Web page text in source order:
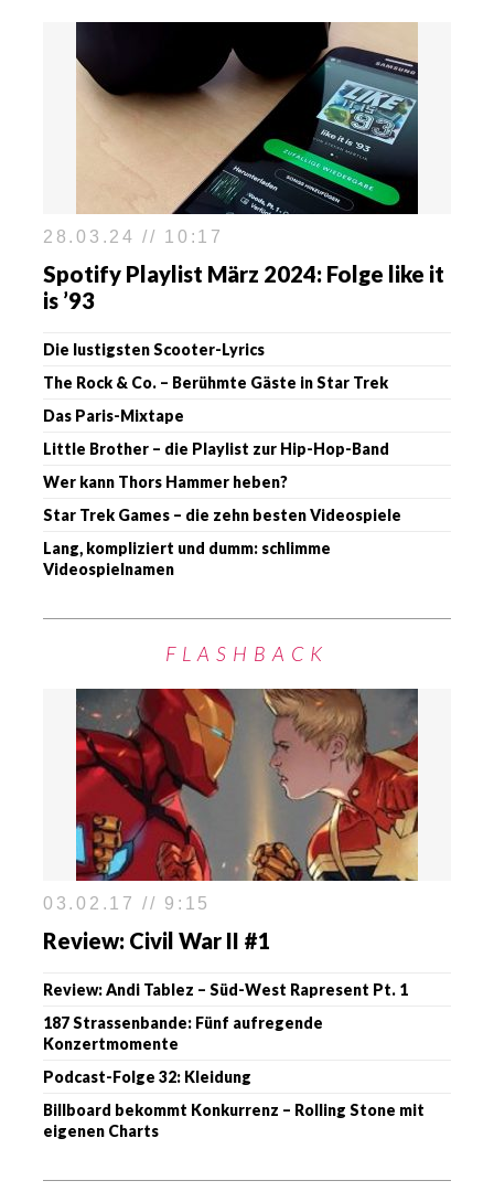
28.03.24 // 10:17
Spotify Playlist März 2024: Folge like it
is ’93
Die lustigsten Scooter-Lyrics
The Rock & Co. – Berühmte Gäste in Star Trek
Das Paris-Mixtape
Little Brother – die Playlist zur Hip-Hop-Band
Wer kann Thors Hammer heben?
Star Trek Games – die zehn besten Videospiele
Lang, kompliziert und dumm: schlimme
Videospielnamen
FLASHBACK
03.02.17 // 9:15
Review: Civil War II #1
Review: Andi Tablez – Süd-West Rapresent Pt. 1
187 Strassenbande: Fünf aufregende
Konzertmomente
Podcast-Folge 32: Kleidung
Billboard bekommt Konkurrenz – Rolling Stone mit
eigenen Charts